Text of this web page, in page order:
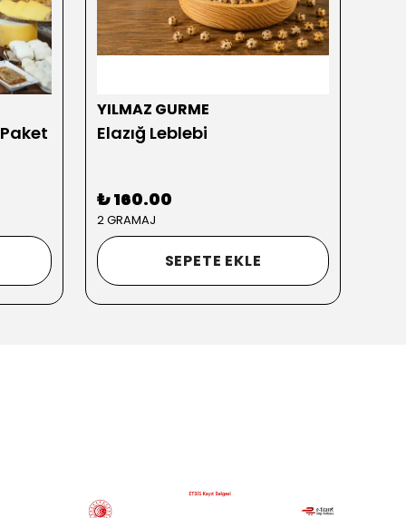
YILMAZ GURME
Elazığ Leblebi
₺ 160.00
2 GRAMAJ
SEPETE EKLE